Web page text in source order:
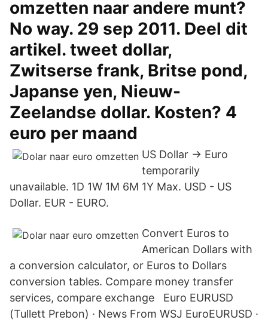
omzetten naar andere munt?
No way. 29 sep 2011. Deel dit
artikel. tweet dollar,
Zwitserse frank, Britse pond,
Japanse yen, Nieuw-
Zeelandse dollar. Kosten? 4
euro per maand
US Dollar → Euro
temporarily
unavailable. 1D 1W 1M 6M 1Y Max. USD - US
Dollar. EUR - EURO.
Convert Euros to
American Dollars with
a conversion calculator, or Euros to Dollars
conversion tables. Compare money transfer
services, compare exchange Euro EURUSD
(Tullett Prebon) · News From WSJ EuroEURUSD ·